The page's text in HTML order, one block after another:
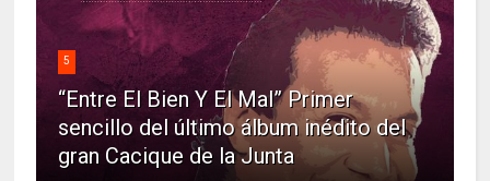
5
“Entre El Bien Y El Mal” Primer
sencillo del último álbum inédito del
gran Cacique de la Junta